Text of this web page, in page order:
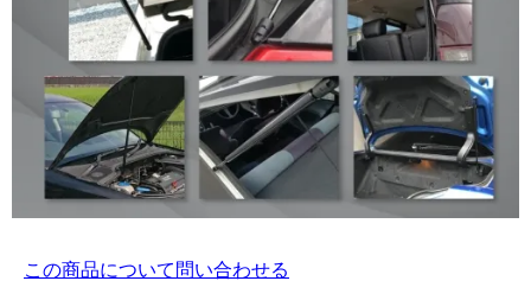
この商品について問い合わせる